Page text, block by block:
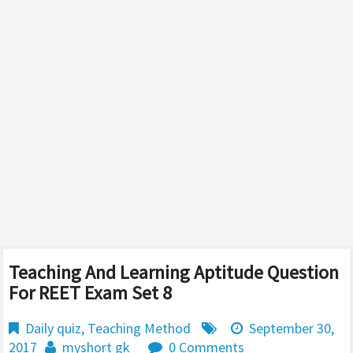
Teaching And Learning Aptitude Question
For REET Exam Set 8
Daily quiz, Teaching Method
September 30,
2017
myshort gk 0 Comments